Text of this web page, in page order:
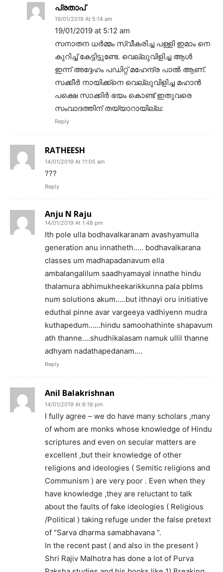
പ്രതാപ്
19/01/2019 At 5:14 am
19/01/2019 at 5:12 am
സനാതന ധർമ്മം സ്വീകരിച്ച പള്ളി ഇമാം നെ
കുറിച്ച് കേട്ടിട്ടുണ്ടേ. വെല്ലുവിളിച്ച ആൾ
ഇന്ന് അദ്ദേഹം പഡിറ്റ് മഹേന്ദ്ര പാൽ ആണ്.
സക്കീർ നായിക്ക്നെ വെല്ലുവിളിച്ച മഹാൻ
പക്ഷെ സാക്കിർ ഭയം കൊണ്ട് ഇതുവരെ
സംവാദത്തിന് തയ്യാറായില്ല:
Reply
RATHEESH
14/01/2019 At 11:05 am
???
Reply
Anju N Raju
14/01/2019 At 1:48 pm
Ith pole ulla bodhavalkaranam avashyamulla
generation anu innatheth….. bodhavalkarana
classes um madhapadanavum ella
ambalangalilum saadhyamayal innathe hindu
thalamura abhimukheekarikkunna pala pblms
num solutions akum…..but ithnayi oru initiative
eduthal pinne avar vargeeya vadhiyenn mudra
kuthapedum……hindu samoohathinte shapavum
ath thanne….shudhikalasam namuk ullil thanne
adhyam nadathapedanam….
Reply
Anil Balakrishnan
14/01/2019 At 6:18 pm
I fully agree – we do have many scholars ,many
of whom are monks whose knowledge of Hindu
scriptures and even on secular matters are
excellent ,but their knowledge of other
religions and ideologies ( Semitic religions and
Communism ) are very poor . Even when they
have knowledge ,they are reluctant to talk
about the faults of fake ideologies ( Religious
/Political ) taking refuge under the false pretext
of “Sarva dharma samabhavana “.
In the recent past ( and also in the present )
Shri Rajiv Malhotra has done a lot of Purva